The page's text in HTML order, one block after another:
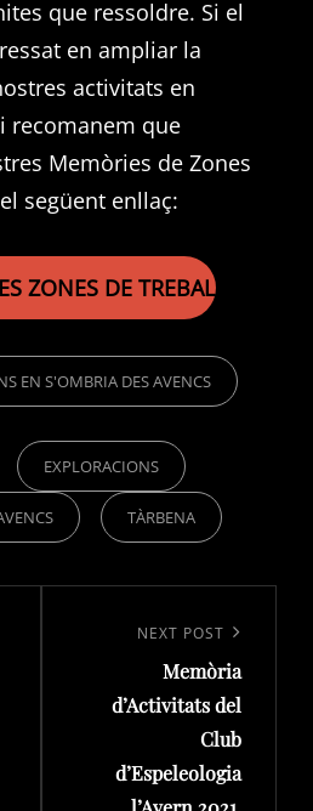
que ressoldre. Si el
en ampliar la
activitats en
recomanem que
Memòries de Zones
següent enllaç:
ZONES DE TREBALL 2021
EN S'OMBRIA DES AVENCS
EXPLORACIONS
TÀRBENA
NEXT POST
Memòria
d’Activitats del
Club
d’Espeleologia